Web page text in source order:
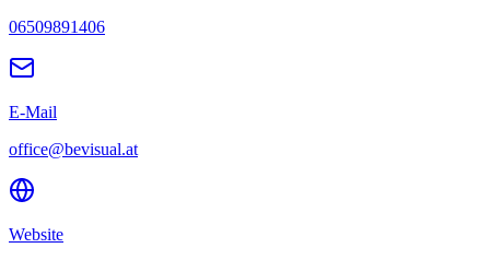
06509891406
E-Mail
office@bevisual.at
Website